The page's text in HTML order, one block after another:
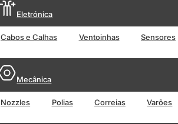
Eletrónica
Cabos e Calhas Ventoinhas Sensores
Mecânica
Nozzles Polias Correias Varões